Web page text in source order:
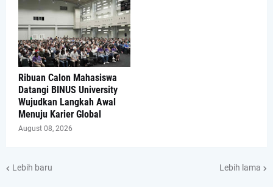
Ribuan Calon Mahasiswa
Datangi BINUS University
Wujudkan Langkah Awal
Menuju Karier Global
August 08, 2026
Lebih baru Lebih lama